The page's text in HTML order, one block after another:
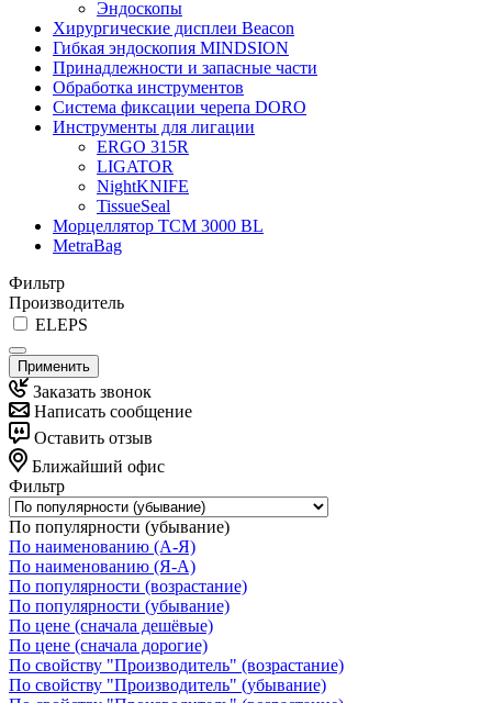
Эндоскопы
Хирургические дисплеи Beacon
Гибкая эндоскопия MINDSION
Принадлежности и запасные части
Обработка инструментов
Система фиксации черепа DORO
Инструменты для лигации
ERGO 315R
LIGATOR
NightKNIFE
TissueSeal
Морцеллятор ТСМ 3000 BL
MetraBag
Фильтр
Производитель
ELEPS
Применить
Заказать звонок
Написать сообщение
Оставить отзыв
Ближайший офис
Фильтр
По популярности (убывание)
По наименованию (А-Я)
По наименованию (Я-А)
По популярности (возрастание)
По популярности (убывание)
По цене (сначала дешёвые)
По цене (сначала дорогие)
По свойству "Производитель" (возрастание)
По свойству "Производитель" (убывание)